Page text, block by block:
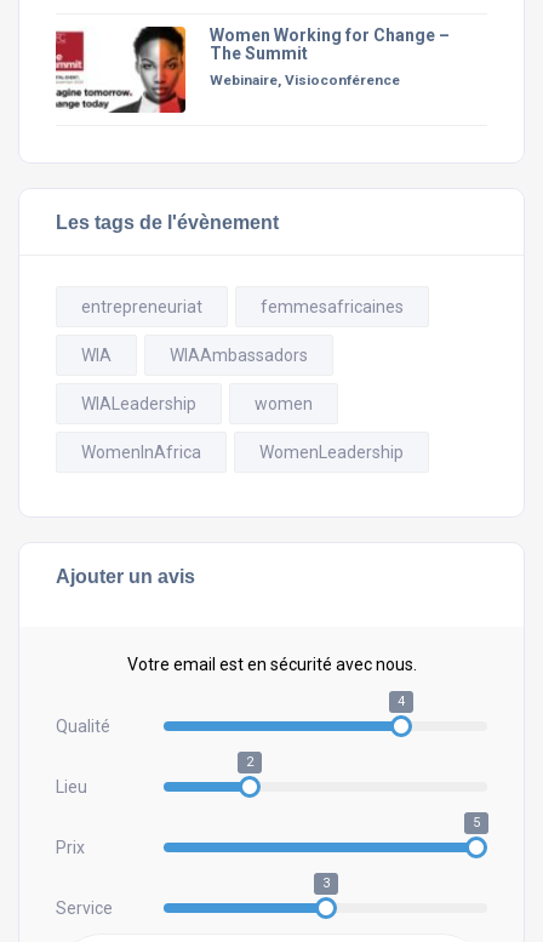
Women Working for Change –
The Summit
Webinaire, Visioconférence
Les tags de l'évènement
entrepreneuriat femmesafricaines
WIA WIAAmbassadors
WIALeadership women
WomenInAfrica WomenLeadership
Ajouter un avis
Votre email est en sécurité avec nous.
Qualité
4
Lieu
2
Prix
5
Service
3